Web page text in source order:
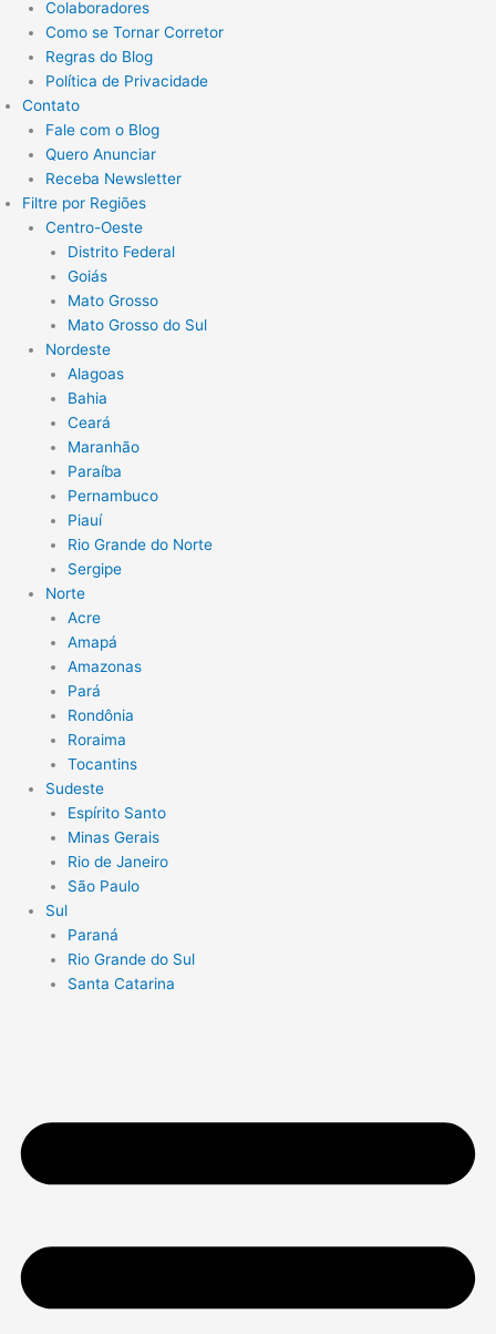
Colaboradores
Como se Tornar Corretor
Regras do Blog
Política de Privacidade
Contato
Fale com o Blog
Quero Anunciar
Receba Newsletter
Filtre por Regiões
Centro-Oeste
Distrito Federal
Goiás
Mato Grosso
Mato Grosso do Sul
Nordeste
Alagoas
Bahia
Ceará
Maranhão
Paraíba
Pernambuco
Piauí
Rio Grande do Norte
Sergipe
Norte
Acre
Amapá
Amazonas
Pará
Rondônia
Roraima
Tocantins
Sudeste
Espírito Santo
Minas Gerais
Rio de Janeiro
São Paulo
Sul
Paraná
Rio Grande do Sul
Santa Catarina